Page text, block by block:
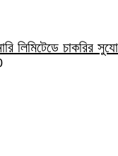
লিমিটেডে